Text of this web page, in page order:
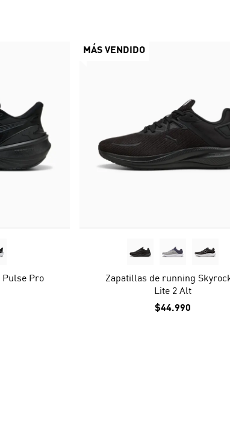
Pro
MÁS VENDIDO
Zapatillas de running
Lite 2 Alt
$44.990